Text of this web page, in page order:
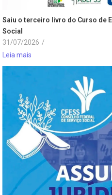
Saiu o terceiro livro do Curso de
Social
31/07/2026 /
Leia mais